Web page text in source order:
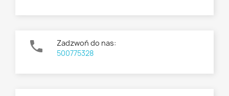

Zadzwoń do nas:
500775328